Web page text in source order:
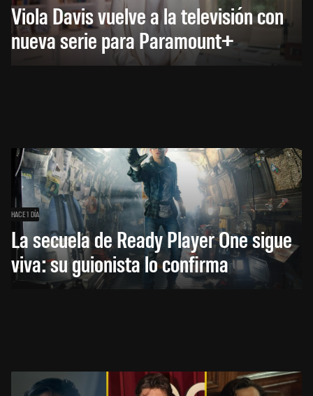
Viola Davis vuelve a la televisión con
nueva serie para Paramount+
HACE 1 DÍA
La secuela de Ready Player One sigue
viva: su guionista lo confirma